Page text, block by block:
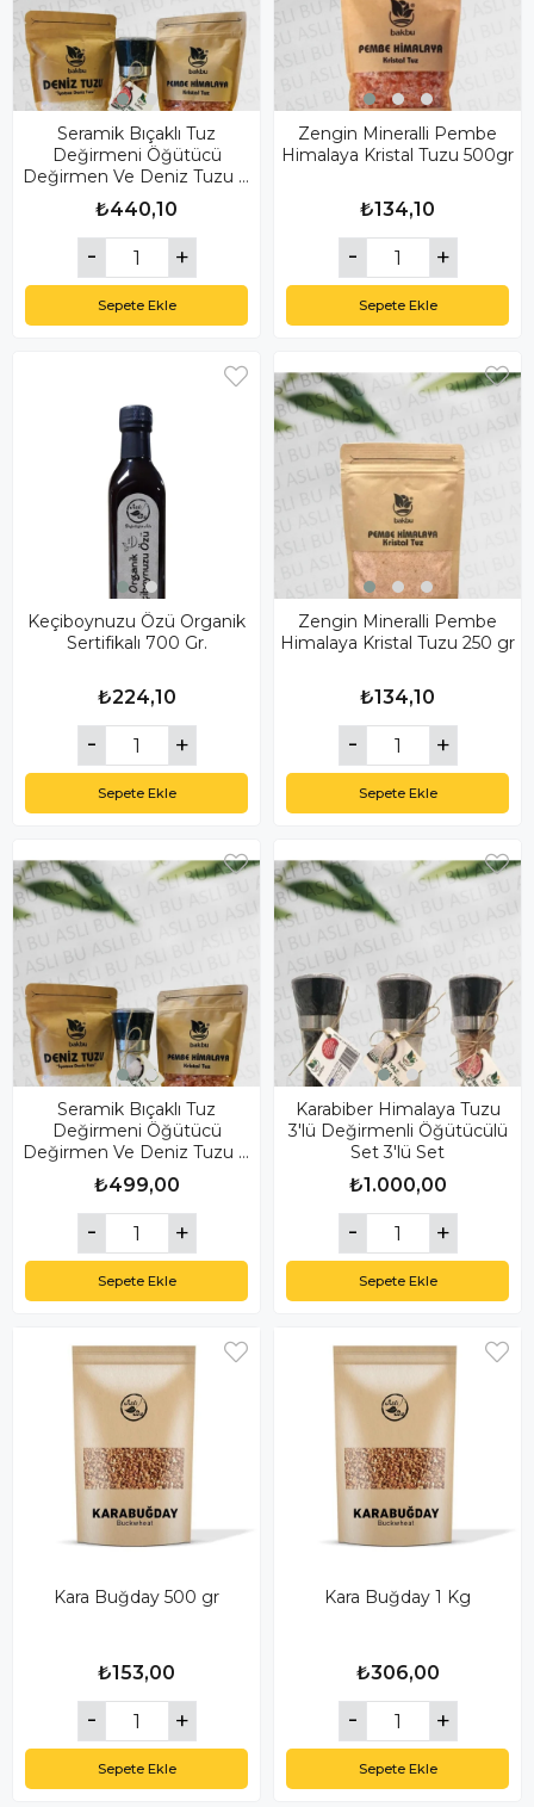
Seramik Bıçaklı Tuz
Değirmeni Öğütücü
Değirmen Ve Deniz Tuzu &
Himalaya Tuzu
₺440,10
Sepete Ekle
Zengin Mineralli Pembe
Himalaya Kristal Tuzu 500gr
₺134,10
Sepete Ekle
Keçiboynuzu Özü Organik
Sertifikalı 700 Gr.
₺224,10
Sepete Ekle
Zengin Mineralli Pembe
Himalaya Kristal Tuzu 250 gr
₺134,10
Sepete Ekle
Seramik Bıçaklı Tuz
Değirmeni Öğütücü
Değirmen Ve Deniz Tuzu &
Himalaya Tuzu
₺499,00
Sepete Ekle
Karabiber Himalaya Tuzu
3'lü Değirmenli Öğütücülü
Set 3'lü Set
₺1.000,00
Sepete Ekle
Kara Buğday 500 gr
₺153,00
Sepete Ekle
Kara Buğday 1 Kg
₺306,00
Sepete Ekle